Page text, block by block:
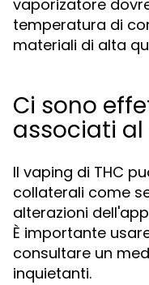
vaporizatore
temperatura di
materiali di alta
Ci sono
associati al
Il vaping di THC
collaterali come
alterazioni
È importante
consultare un
inquietanti.